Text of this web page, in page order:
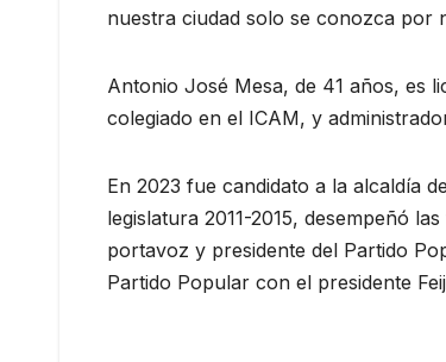
nuestra ciudad solo se conozca por
Antonio José Mesa, de 41 años, es
colegiado en el ICAM, y
En 2023 fue candidato a la alcaldía
legislatura 2011-2015, desempeñó
portavoz y presidente del Partido
Partido Popular con el presidente